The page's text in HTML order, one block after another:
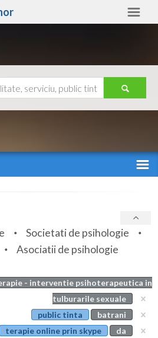
Ajutor
Societati de psihologie
Asociatii de psihologie
- interventie psihoterapeutica in
tulburarile sexuale
public tinta
batrani
terapie online prin skype
da